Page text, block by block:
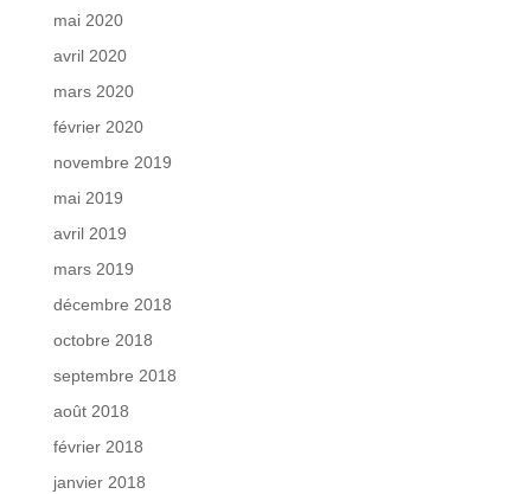
mai 2020
avril 2020
mars 2020
février 2020
novembre 2019
mai 2019
avril 2019
mars 2019
décembre 2018
octobre 2018
septembre 2018
août 2018
février 2018
janvier 2018